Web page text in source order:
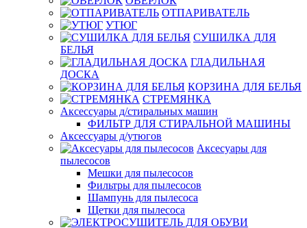
ОТПАРИВАТЕЛЬ
УТЮГ
СУШИЛКА ДЛЯ
БЕЛЬЯ
ГЛАДИЛЬНАЯ
ДОСКА
КОРЗИНА ДЛЯ БЕЛЬЯ
СТРЕМЯНКА
Аксессуары д/стиральных машин
ФИЛЬТР ДЛЯ СТИРАЛЬНОЙ МАШИНЫ
Аксессуары д/утюгов
Аксесуары для
пылесосов
Мешки для пылесосов
Фильтры для пылесосов
Шампунь для пылесоса
Щетки для пылесоса